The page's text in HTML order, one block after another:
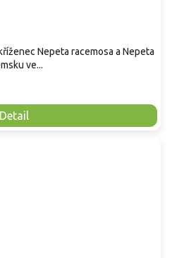
Detail
Nepeta racemosa a Nepeta
ve...